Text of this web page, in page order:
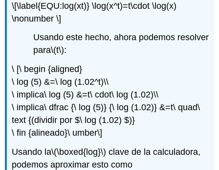
\[\label{EQU:log(xt)} \log(x^t)=t\cdot \log(x)
\nonumber \]
Usando este hecho, ahora podemos resolver
para\(t\):
\ [\ begin {aligned}
\ log (5) &=\ log (1.02^t)\\
\ implica\ log (5) &=t\ cdot\ log (1.02)\\
\ implica\ dfrac {\ log (5)} {\ log (1.02)} &=t\ quad\
text {(dividir por $\ log (1.02) $)}
\ fin {alineado}\ umber\]
Usando la\(\boxed{log}\) clave de la calculadora,
podemos aproximar esto como